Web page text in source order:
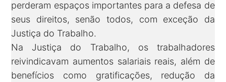
perderam espaços importantes para a defesa de
seus direitos, senão todos, com exceção da
Justiça do Trabalho.
Na Justiça do Trabalho, os trabalhadores
reivindicavam aumentos salariais reais, além de
benefícios como gratificações, redução da